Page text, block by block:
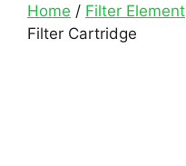
Home / Filter Element
Filter Cartridge